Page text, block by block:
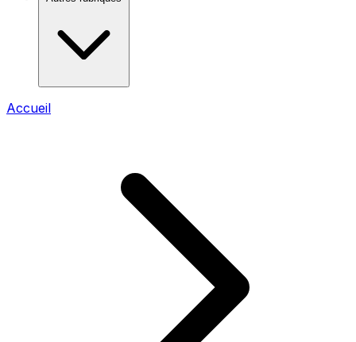
Accueil